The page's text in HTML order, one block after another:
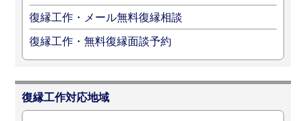
復縁工作・メール無料復縁相談
復縁工作・無料復縁面談予約
復縁工作対応地域